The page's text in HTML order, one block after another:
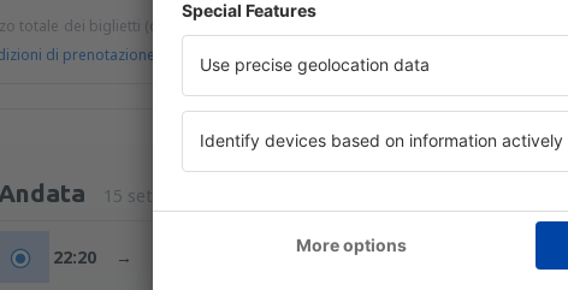
totale dei biglietti (quote di servizio escluse:
di prenotazione
Andata 15 set (mar)
22:20 → Durata totale del viaggio: